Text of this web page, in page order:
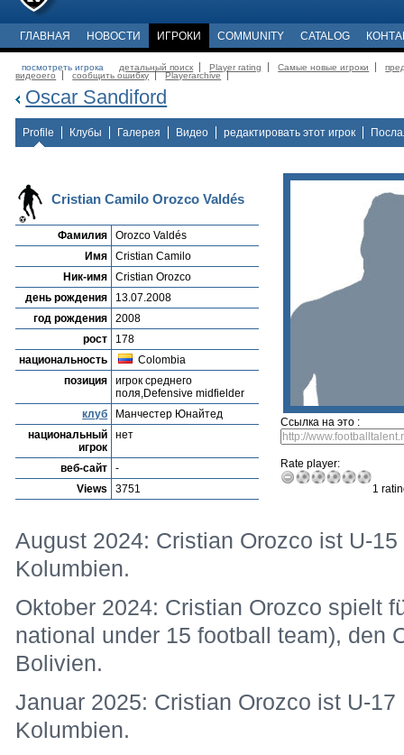
ГЛАВНАЯ НОВОСТИ ИГРОКИ COMMUNITY CATALOG
посмотреть игрока детальный поиск Player rating Самые новые игроки
видеоего
сообщить ошибку Playerarchive
Oscar Sandiford
Profile Клубы Галерея Видео редактировать этот игрок
Cristian Camilo Orozco Valdés
Фамилия
Orozco Valdés
Имя
Cristian Camilo
Ник-имя
Cristian Orozco
день рождения
13.07.2008
год рождения
2008
рост
178
национальность
Colombia
позиция
игрок среднего
поля,Defensive midfielder
клуб
Манчестер Юнайтед
национальный
игрок
нет
веб-сайт
-
Views
3751
Ссылка на это :
Rate player:
1
August 2024: Cristian Orozco ist U-
Kolumbien.
Oktober 2024: Cristian Orozco spielt
national under 15 football team), den
Bolivien.
Januar 2025: Cristian Orozco ist U-
Kolumbien.